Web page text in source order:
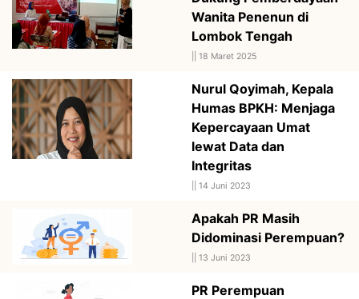
Wanita Penenun di
Lombok Tengah
18 Maret 2025
Nurul Qoyimah, Kepala
Humas BPKH: Menjaga
Kepercayaan Umat
lewat Data dan
Integritas
14 Juni 2023
Apakah PR Masih
Didominasi Perempuan?
13 Juni 2023
PR Perempuan